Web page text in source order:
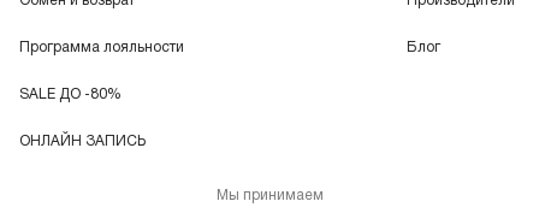
Программа лояльности
SALE ДО -80%
ОНЛАЙН ЗАПИСЬ
Блог
Мы принимаем